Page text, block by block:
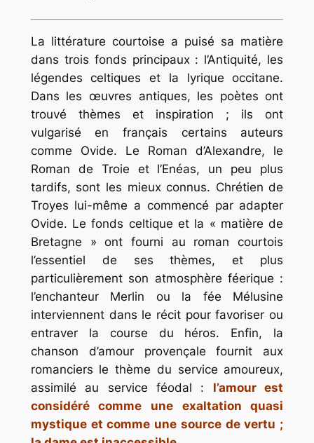
La littérature courtoise a puisé sa matière
dans trois fonds principaux : l’Antiquité, les
légendes celtiques et la lyrique occitane.
Dans les œuvres antiques, les poètes ont
trouvé thèmes et inspiration ; ils ont
vulgarisé en français certains auteurs
comme Ovide. Le Roman d’Alexandre, le
Roman de Troie et l’Enéas, un peu plus
tardifs, sont les mieux connus. Chrétien de
Troyes lui-même a commencé par adapter
Ovide. Le fonds celtique et la « matière de
Bretagne » ont fourni au roman courtois
l’essentiel de ses thèmes, et plus
particulièrement son atmosphère féerique :
l’enchanteur Merlin ou la fée Mélusine
interviennent dans le récit pour favoriser ou
entraver la course du héros. Enfin, la
chanson d’amour provençale fournit aux
romanciers le thème du service amoureux,
assimilé au service féodal : l’amour est
considéré comme une exaltation quasi
mystique et comme une source de vertu ;